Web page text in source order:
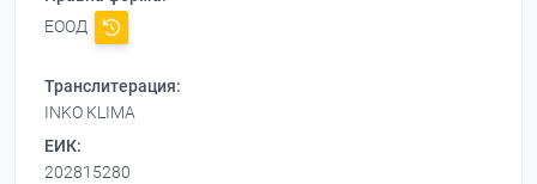
ЕООД
Транслитерация:
INKO KLIMA
ЕИК:
202815280